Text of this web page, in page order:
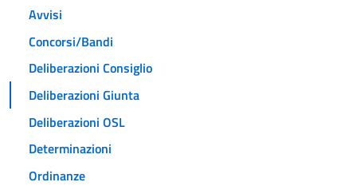
Avvisi
Concorsi/Bandi
Deliberazioni Consiglio
Deliberazioni Giunta
Deliberazioni OSL
Determinazioni
Ordinanze